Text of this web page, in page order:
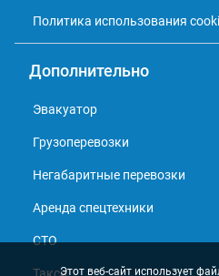
Политика использования
Дополнительно
Эвакуатор
Грузоперевозки
Негабаритные перевозки
Аренда спецтехники
СТО
Этот веб-сайт использует